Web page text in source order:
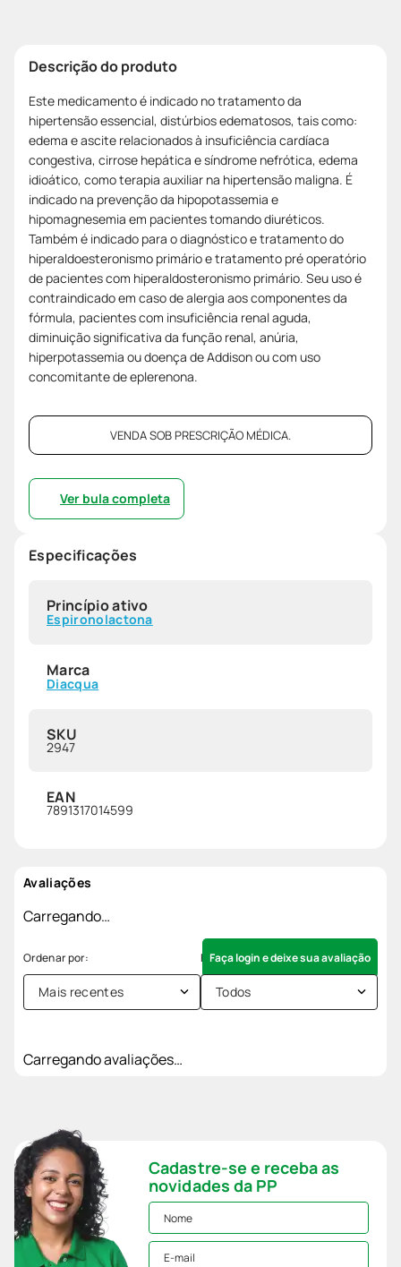
Descrição do produto
Este medicamento é indicado no tratamento da
hipertensão essencial, distúrbios edematosos, tais como:
edema e ascite relacionados à insuficiência cardíaca
congestiva, cirrose hepática e síndrome nefrótica, edema
idioático, como terapia auxiliar na hipertensão maligna. É
indicado na prevenção da hipopotassemia e
hipomagnesemia em pacientes tomando diuréticos.
Também é indicado para o diagnóstico e tratamento do
hiperaldoesteronismo primário e tratamento pré operatório
de pacientes com hiperaldosteronismo primário. Seu uso é
contraindicado em caso de alergia aos componentes da
fórmula, pacientes com insuficiência renal aguda,
diminuição significativa da função renal, anúria,
hiperpotassemia ou doença de Addison ou com uso
concomitante de eplerenona.
VENDA SOB PRESCRIÇÃO MÉDICA.
Ver bula completa
Especificações
Princípio ativo
Espironolactona
Marca
Diacqua
SKU
2947
EAN
7891317014599
Avaliações
Carregando…
Faça login e deixe sua avaliação
Mais recentes Todos
Carregando avaliações…
Cadastre-se e receba as
novidades da PP